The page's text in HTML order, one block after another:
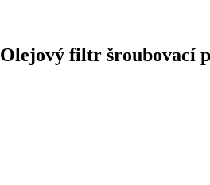
Olejový filtr šroubovací